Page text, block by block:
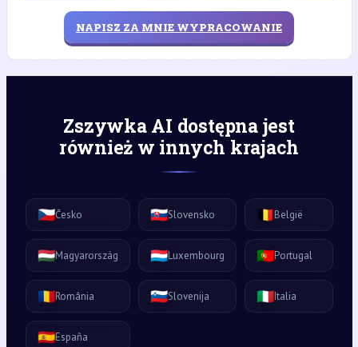
NAPISZ ZA MNIE WYPRACOWANIE
Zszywka AI dostępna jest
również w innych krajach
🇨🇿Česko 🇸🇰Slovensko 🇧🇪België
🇭🇺Magyarország 🇱🇺Luxembourg 🇵🇹Portugal
🇷🇴România 🇸🇮Slovenija 🇮🇹Italia
🇪🇸España